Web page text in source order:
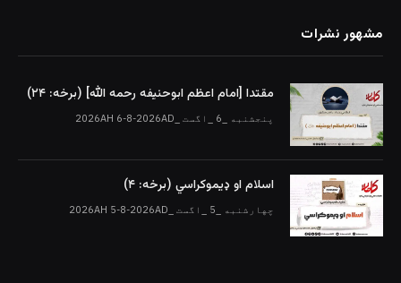
مشهور نشرات
مقتدا [امام اعظم ابوحنیفه رحمه الله‎] (برخه: ۲۴)
پنجشنبه _6 _اگست _2026AH 6-8-2026AD
اسلام او ډیموکراسي (برخه: ۴)
چهارشنبه _5 _اگست _2026AH 5-8-2026AD